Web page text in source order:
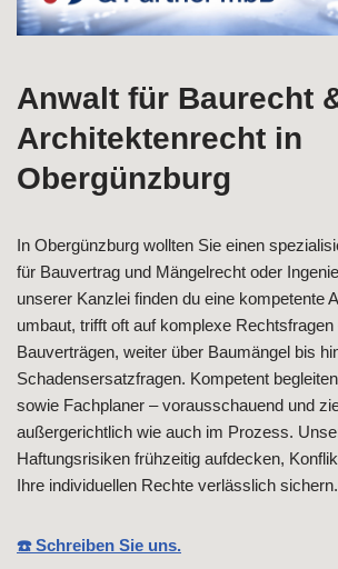
Anwalt für Baurecht
Architektenrecht in
Obergünzburg
In Obergünzburg wollten Sie einen
für Bauvertrag und Mängelrecht oder
unserer Kanzlei finden du eine kompetente
umbaut, trifft oft auf komplexe Rechtsfragen
Bauverträgen, weiter über Baumängel bis
Schadensersatzfragen. Kompetent
sowie Fachplaner – vorausschauend und
außergerichtlich wie auch im Prozess.
Haftungsrisiken frühzeitig aufdecken,
Ihre individuellen Rechte verlässlich sichern.
☎️ Schreiben Sie uns.